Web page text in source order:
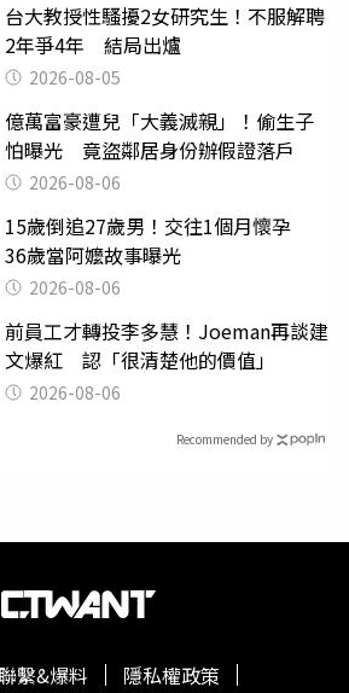
台大教授性騷擾2女研究生！不服解聘
2年爭4年 結局出爐
2026-08-05
億萬富豪遭兒「大義滅親」！偷生子
怕曝光 竟盜鄰居身份辦假證落戶
2026-08-06
15歲倒追27歲男！交往1個月懷孕
36歲當阿嬤故事曝光
2026-08-06
前員工才轉投李多慧！Joeman再談建
文爆紅 認「很清楚他的價值」
2026-08-06
Recommended by
繫&爆料
隱私權政策